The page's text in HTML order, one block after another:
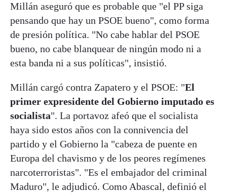
Millán aseguró que es probable que "el PP siga
pensando que hay un PSOE bueno", como forma
de presión política. "No cabe hablar del PSOE
bueno, no cabe blanquear de ningún modo ni a
esta banda ni a sus políticas", insistió.
Millán cargó contra Zapatero y el PSOE: "El
primer expresidente del Gobierno imputado es
socialista". La portavoz afeó que el socialista
haya sido estos años con la connivencia del
partido y el Gobierno la "cabeza de puente en
Europa del chavismo y de los peores regímenes
narcoterroristas". "Es el embajador del criminal
Maduro", le adjudicó. Como Abascal, definió el